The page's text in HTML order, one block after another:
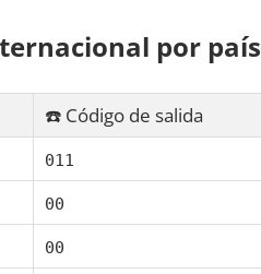
pοr país
☎️ Código dе salida
011
00
00